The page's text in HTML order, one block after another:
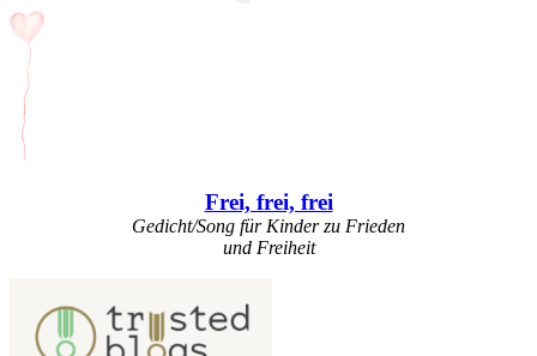
Frei, frei, frei
Gedicht/Song für Kinder zu Frieden
und Freiheit